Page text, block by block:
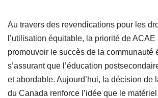
Au travers des revendications pour les
l’utilisation équitable, la priorité de
promouvoir le succès de la communauté
s’assurant que l’éducation
et abordable. Aujourd’hui, la décision de
du Canada renforce l’idée que le